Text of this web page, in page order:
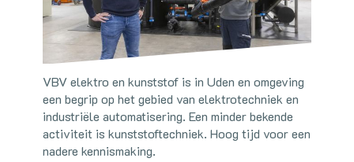
VBV elektro en kunststof is in Uden en omgeving
een begrip op het gebied van elektrotechniek en
industriële automatisering. Een minder bekende
activiteit is kunststoftechniek. Hoog tijd voor een
nadere kennismaking.